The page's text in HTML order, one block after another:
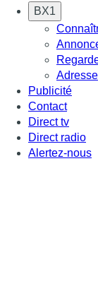
BX1
Adresse
Publicité
Contact
Direct tv
Direct radio
Alertez-nous